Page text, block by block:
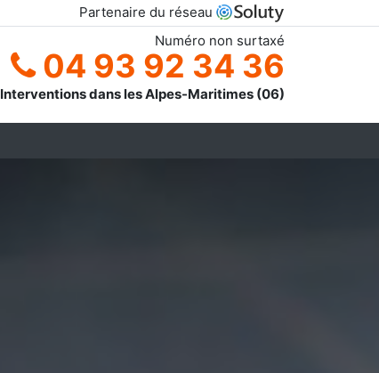
Partenaire du réseau
Numéro non surtaxé
04 93 92 34 36
Interventions dans les Alpes-Maritimes (06)